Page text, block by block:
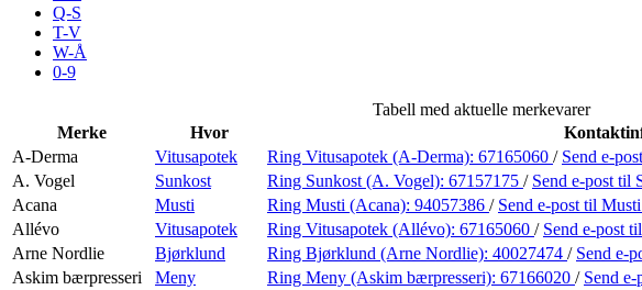
Inspirasjon
Søk
Q-S
T-V
W-Å
0-9
Tabell med aktuelle merkevarer
Merke
Hvor
A-Derma
Vitusapotek Ring Vitusapotek (A-Derma): 67165060 / Send e-post
A. Vogel
Sunkost Ring Sunkost (A. Vogel): 67157175 / Send e-post til
Acana
Musti Ring Musti (Acana): 94057386 / Send e-post til
Allévo
Vitusapotek Ring Vitusapotek (Allévo): 67165060 / Send e-post
Arne Nordlie
Bjørklund Ring Bjørklund (Arne Nordlie): 40027474 / Send e-
Askim bærpresseri
Meny Ring Meny (Askim bærpresseri): 67166020 / Send e-